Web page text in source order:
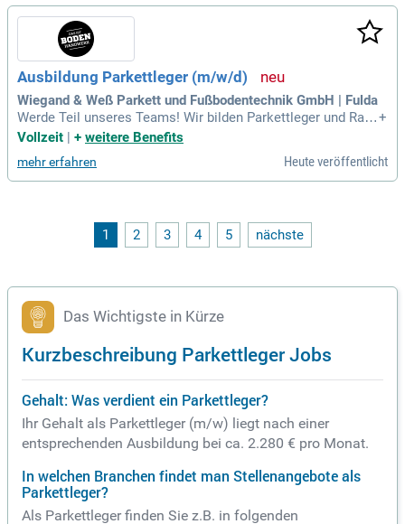
Wertschätzung und Qualitätsbewusstsein – stehen im Mitte
lpunkt unserer Arbeit. Ausgezeichnet mit dem "Prädikat Mei
sterhaft" der Deutschen Bauwirtschaft sind wir stolz auf uns
ere Qualität. Lerne bei uns alles über Beton Estrich, Sichtest
rich, Beschichtungen, Bodenbeläge, Parkett und Raumausst
attung. Bewirb dich jetzt!
Ausbildung Parkettleger (m/w/d)
Wiegand & Weß Parkett und Fußbodentechnik GmbH | Fulda
Werde Teil unseres Teams! Wir bilden Parkettleger und Rau
mausstatter aus. Freue dich auf abwechslungsreiche Aufga
chiedenen Materialien. Wir unterstützen dich auch bei Fahrt-
und Überkosten. Bewirb dich jetzt!
+
Vollzeit | + weitere Benefits
mehr erfahren Heute veröffentlicht
1 2 3 4 5 nächste
Das Wichtigste in Kürze
Kurzbeschreibung Parkettleger Jobs
Gehalt: Was verdient ein Parkettleger?
Ihr Gehalt als Parkettleger (m/w) liegt nach einer
entsprechenden Ausbildung bei ca. 2.280 € pro Monat.
In welchen Branchen findet man Stellenangebote als
Parkettleger?
Als Parkettleger finden Sie z.B. in folgenden